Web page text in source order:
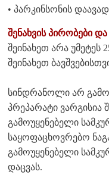
• პარკინსონის
შენახვის პირობები
შეინახეთ არა უმეტეს
შეინახეთ
სინდრანოლი არ
პრეპარატი
გამოუყენებელი
საყოფაცხოვრებო
გამოუყენებელი
დაცვას.